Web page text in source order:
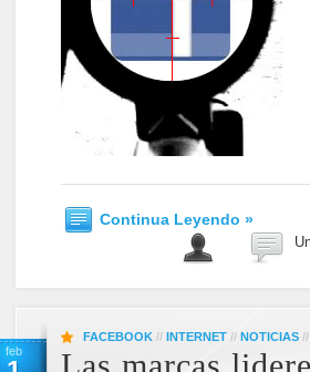
Continua Leyendo »
feb
FACEBOOK // INTERNET // NOTICIAS //